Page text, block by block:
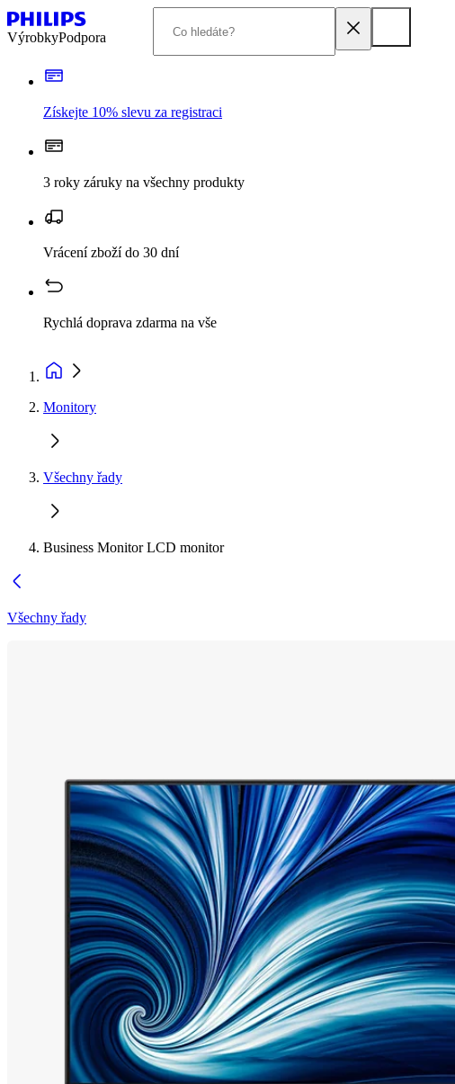
VýrobkyPodpora
Získejte 10% slevu za registraci
3 roky záruky na všechny produkty
Vrácení zboží do 30 dní
Rychlá doprava zdarma na vše
Monitory
Všechny řady
Business Monitor LCD monitor
Všechny řady